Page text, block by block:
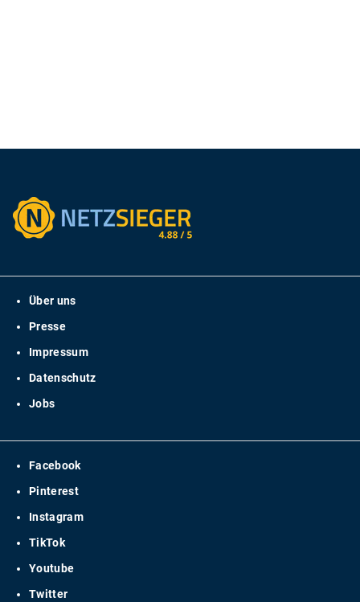
Über uns
Presse
Impressum
Datenschutz
Jobs
Facebook
Pinterest
Instagram
TikTok
Youtube
Twitter